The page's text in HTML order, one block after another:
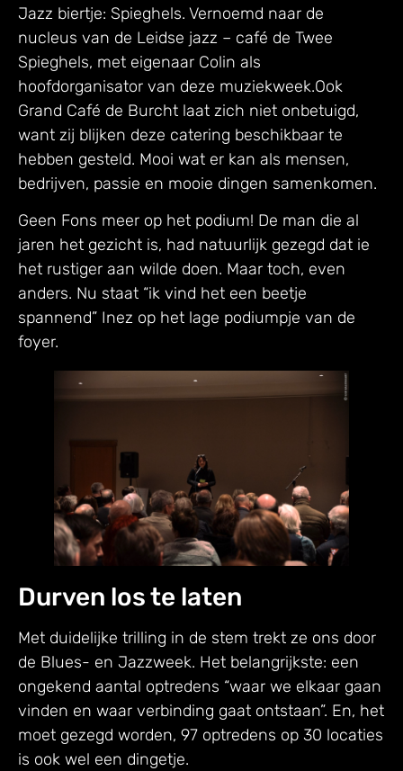
Jazz biertje: Spieghels. Vernoemd naar de
nucleus van de Leidse jazz – café de Twee
Spieghels, met eigenaar Colin als
hoofdorganisator van deze muziekweek.Ook
Grand Café de Burcht laat zich niet onbetuigd,
want zij blijken deze catering beschikbaar te
hebben gesteld. Mooi wat er kan als mensen,
bedrijven, passie en mooie dingen samenkomen.
Geen Fons meer op het podium! De man die al
jaren het gezicht is, had natuurlijk gezegd dat ie
het rustiger aan wilde doen. Maar toch, even
anders. Nu staat “ik vind het een beetje
spannend” Inez op het lage podiumpje van de
foyer.
Durven los te laten
Met duidelijke trilling in de stem trekt ze ons door
de Blues- en Jazzweek. Het belangrijkste: een
ongekend aantal optredens “waar we elkaar gaan
vinden en waar verbinding gaat ontstaan”. En, het
moet gezegd worden, 97 optredens op 30 locaties
is ook wel een dingetje.